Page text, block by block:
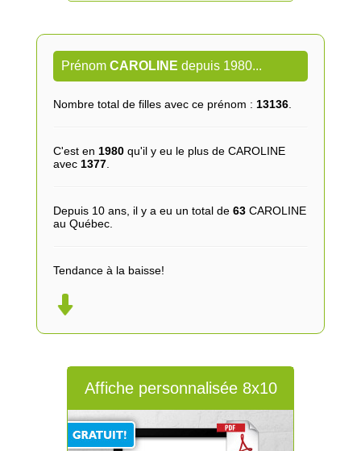
Prénom CAROLINE depuis 1980...
Nombre total de filles avec ce prénom : 13136.
C'est en 1980qu'il y eu le plus de CAROLINE
avec 1377.
Depuis 10 ans, il y a eu un total de 63CAROLINE
au Québec.
Tendance à la baisse!
Affiche personnalisée 8x10